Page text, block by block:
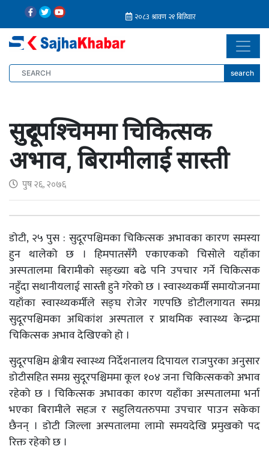
search
सुदूरपश्चिममा चिकित्सक
अभाव, बिरामीलाई सास्ती
पुष २६, २०७६
डोटी, २५ पुस : सुदूरपश्चिमका चिकित्सक अभावका कारण समस्या
हुन थालेको छ । हिमपातसँगै एकाएकको चिसोले यहाँका
अस्पतालमा बिरामीको सङ्ख्या बढे पनि उपचार गर्ने चिकित्सक
नहुँदा सथानीयलाई सास्ती हुने गरेको छ । स्वास्थ्यकर्मी समायोजनमा
यहाँका स्वास्थ्यकर्मीले सङ्घ रोजेर गएपछि डोटीलगायत समग्र
सुदूरपश्चिमका अधिकांश अस्पताल र प्राथमिक स्वास्थ्य केन्द्रमा
चिकित्सक अभाव देखिएको हो ।
सुदूरपश्चिम क्षेत्रीय स्वास्थ्य निर्देशनालय दिपायल राजपुरका अनुसार
डोटीसहित समग्र सुदूरपश्चिममा कूल १०४ जना चिकित्सकको अभाव
रहेको छ । चिकित्सक अभावका कारण यहाँका अस्पतालमा भर्ना
भएका बिरामीले सहज र सहुलियतरुपमा उपचार पाउन सकेका
छैनन् । डोटी जिल्ला अस्पतालमा लामो समयदेखि प्रमुखको पद
रिक्त रहेको छ ।